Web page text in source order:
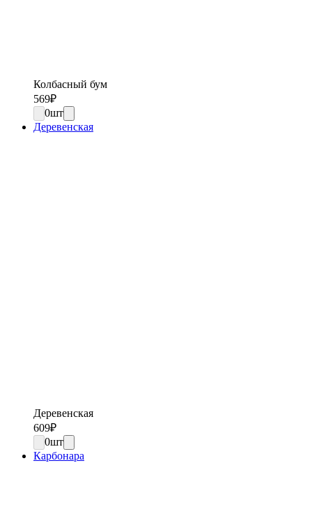
Колбасный бум
569₽
0шт
Деревенская
Деревенская
609₽
0шт
Карбонара